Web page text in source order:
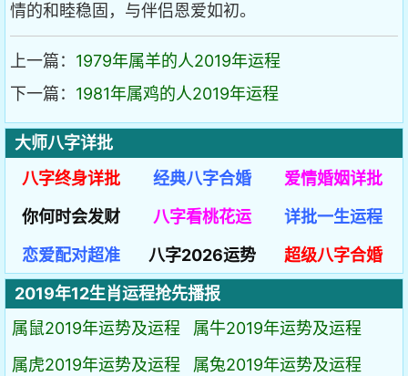
情的和睦稳固，与伴侣恩爱如初。
上一篇： 1979年属羊的人2019年运程
下一篇： 1981年属鸡的人2019年运程
大师八字详批
八字终身详批
经典八字合婚
爱情婚姻详批
你何时会发财
八字看桃花运
详批一生运程
恋爱配对超准
八字2026运势
超级八字合婚
2019年12生肖运程抢先播报
属鼠2019年运势及运程
属牛2019年运势及运程
属虎2019年运势及运程
属兔2019年运势及运程